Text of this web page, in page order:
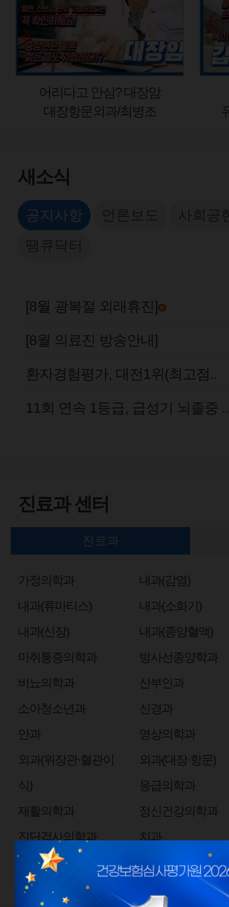
어리다고 안심? 대장암
대장항문외과/최병조
새소식
공지사항
[8월 광복절 외래휴진]
[8월 의료진 방송안내]
환자경험평가, 대전1위(최고점..
11회 연속 1등급, 급성기 뇌졸중 ..
진료과 센터
진료과
가정의학과
내과(감염)
내과(류마티스)
내과(소화기)
내과(신장)
내과(종양혈액)
마취통증의학과
방사선종양학과
비뇨의학과
산부인과
소아청소년과
신경과
안과
영상의학과
외과(위장관·혈관이
식)
외과(대장·항문)
응급의학과
재활의학과
정신건강의학과
진단검사의학과
치과
핵의학과
심장혈관흉부외과